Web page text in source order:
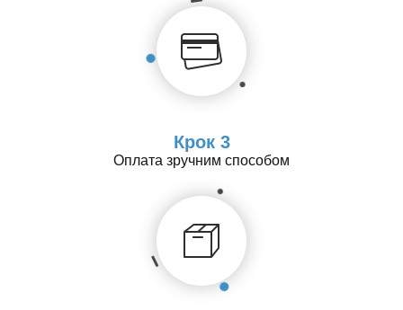
Крок 3
Оплата зручним способом